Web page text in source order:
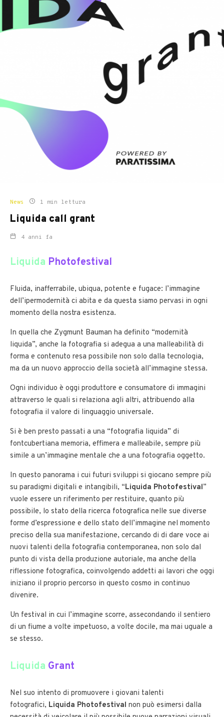
News 1 min lettura
Liquida call grant
4 anni fa
Liquida Photofestival
Fluida, inafferrabile, ubiqua, potente e fugace: l’immagine
dell’ipermodernità ci abita e da questa siamo pervasi in ogni
momento della nostra esistenza.
In quella che Zygmunt Bauman ha definito “modernità
liquida”, anche la fotografia si adegua a una malleabilità di
forma e contenuto resa possibile non solo dalla tecnologia,
ma da un nuovo approccio della società all’immagine stessa.
Ogni individuo è oggi produttore e consumatore di immagini
attraverso le quali si relaziona agli altri, attribuendo alla
fotografia il valore di linguaggio universale.
Si è ben presto passati a una “fotografia liquida” di
fontcubertiana memoria, effimera e malleabile, sempre più
simile a un’immagine mentale che a una fotografia oggetto.
In questo panorama i cui futuri sviluppi si giocano sempre più
su paradigmi digitali e intangibili, “Liquida Photofestival”
vuole essere un riferimento per restituire, quanto più
possibile, lo stato della ricerca fotografica nelle sue diverse
forme d’espressione e dello stato dell’immagine nel momento
preciso della sua manifestazione, cercando di di dare voce ai
nuovi talenti della fotografia contemporanea, non solo dal
punto di vista della produzione autoriale, ma anche della
riflessione fotografica, coinvolgendo addetti ai lavori che oggi
iniziano il proprio percorso in questo cosmo in continuo
divenire.
Un festival in cui l’immagine scorre, assecondando il sentiero
di un fiume a volte impetuoso, a volte docile, ma mai uguale a
se stesso.
Liquida Grant
Nel suo intento di promuovere i giovani talenti
fotografici, Liquida Photofestival non può esimersi dalla